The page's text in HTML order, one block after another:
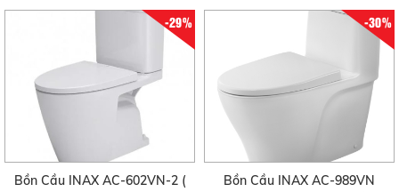
-29%
Bồn Cầu INAX AC-602VN-2 (
-30%
Bồn Cầu INAX AC-989VN